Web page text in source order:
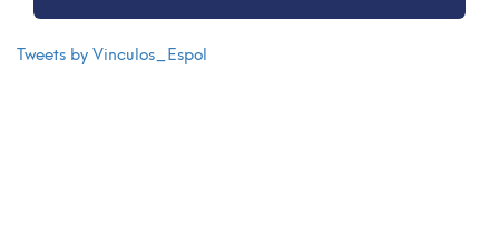
Tweets by Vinculos_Espol